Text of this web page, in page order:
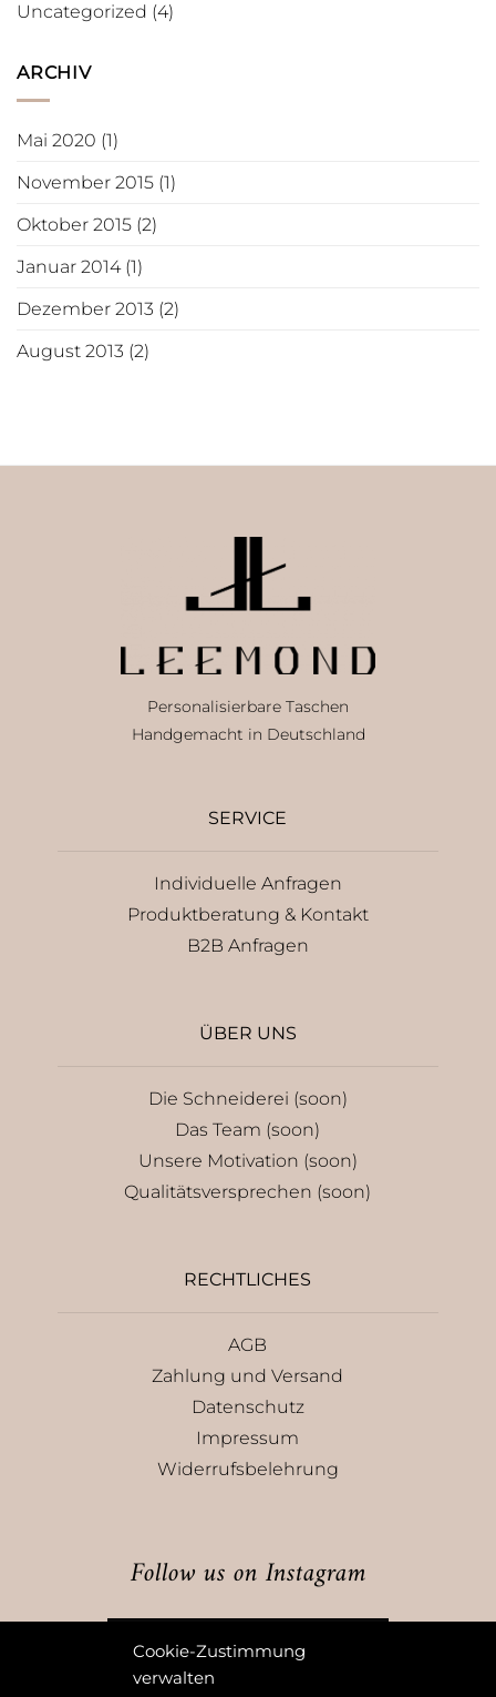
Cookie-Zustimmung
verwalten
Uncategorized (4)
ARCHIV
Mai 2020 (1)
November 2015 (1)
Oktober 2015 (2)
Januar 2014(1)
Dezember 2013 (2)
August 2013 (2)
Personalisierbare Taschen
Handgemacht in Deutschland
SERVICE
Individuelle Anfragen
Produktberatung & Kontakt
B2B Anfragen
ÜBER UNS
Die Schneiderei (soon)
Das Team (soon)
Unsere Motivation (soon)
Qualitätsversprechen (soon)
RECHTLICHES
AGB
Zahlung und Versand
Datenschutz
Impressum
Widerrufsbelehrung
Follow us on Instagram